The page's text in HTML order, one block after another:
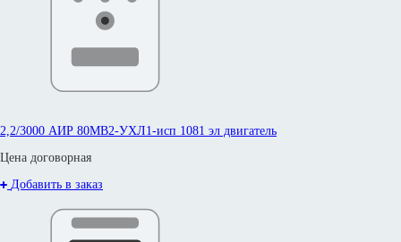
2,2/3000 АИР 80МВ2-УХЛ1-исп 1081 эл двигатель
Цена договорная
Добавить в заказ